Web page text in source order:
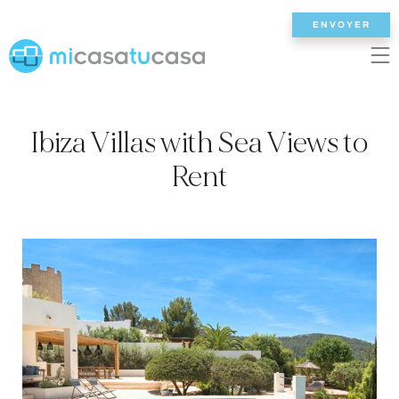
2/3 CHAMBRES
4 CHAMBRES
5 CHAMBRES
6+ CHAMBRES
TOUTES LES VILLAS
ENVOYER
Ibiza Villas with Sea Views to
Rent